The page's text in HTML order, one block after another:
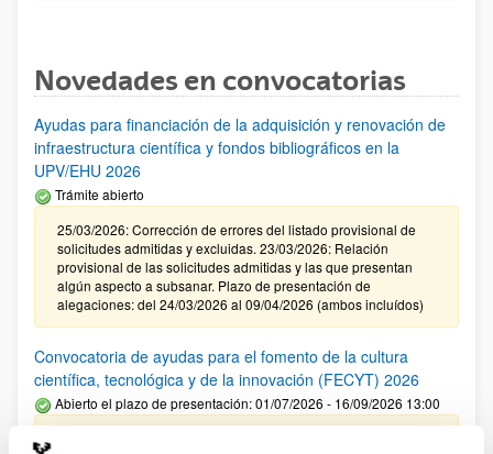
Novedades en convocatorias
Ayudas para financiación de la adquisición y renovación de
infraestructura científica y fondos bibliográficos en la
UPV/EHU 2026
Trámite abierto
25/03/2026: Corrección de errores del listado provisional de
solicitudes admitidas y excluidas. 23/03/2026: Relación
provisional de las solicitudes admitidas y las que presentan
algún aspecto a subsanar. Plazo de presentación de
alegaciones: del 24/03/2026 al 09/04/2026 (ambos incluídos)
Convocatoria de ayudas para el fomento de la cultura
científica, tecnológica y de la innovación (FECYT) 2026
Abierto el plazo de presentación: 01/07/2026 - 16/09/2026 13:00